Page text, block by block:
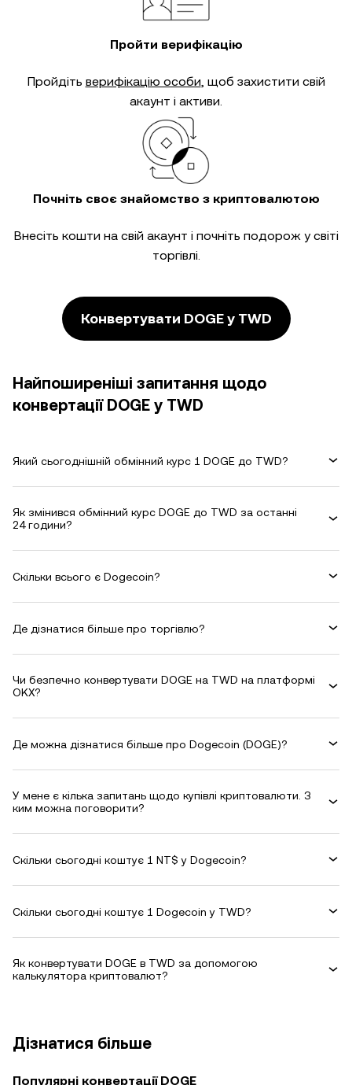
Пройти верифікацію
Пройдіть верифікацію особи, щоб захистити свій
акаунт і активи.
Почніть своє знайомство з криптовалютою
Внесіть кошти на свій акаунт і почніть подорож у світі
торгівлі.
Конвертувати DOGE у TWD
Найпоширеніші запитання щодо
конвертації DOGE у TWD
Який сьогоднішній обмінний курс 1 DOGE до TWD?
Як змінився обмінний курс DOGE до TWD за останні
24 години?
Скільки всього є Dogecoin?
Де дізнатися більше про торгівлю?
Чи безпечно конвертувати DOGE на TWD на платформі
OKX?
Де можна дізнатися більше про Dogecoin (DOGE)?
У мене є кілька запитань щодо купівлі криптовалюти. З
ким можна поговорити?
Скільки сьогодні коштує 1 NT$ у Dogecoin?
Скільки сьогодні коштує 1 Dogecoin у TWD?
Як конвертувати DOGE в TWD за допомогою
калькулятора криптовалют?
Дізнатися більше
Популярні конвертації DOGE